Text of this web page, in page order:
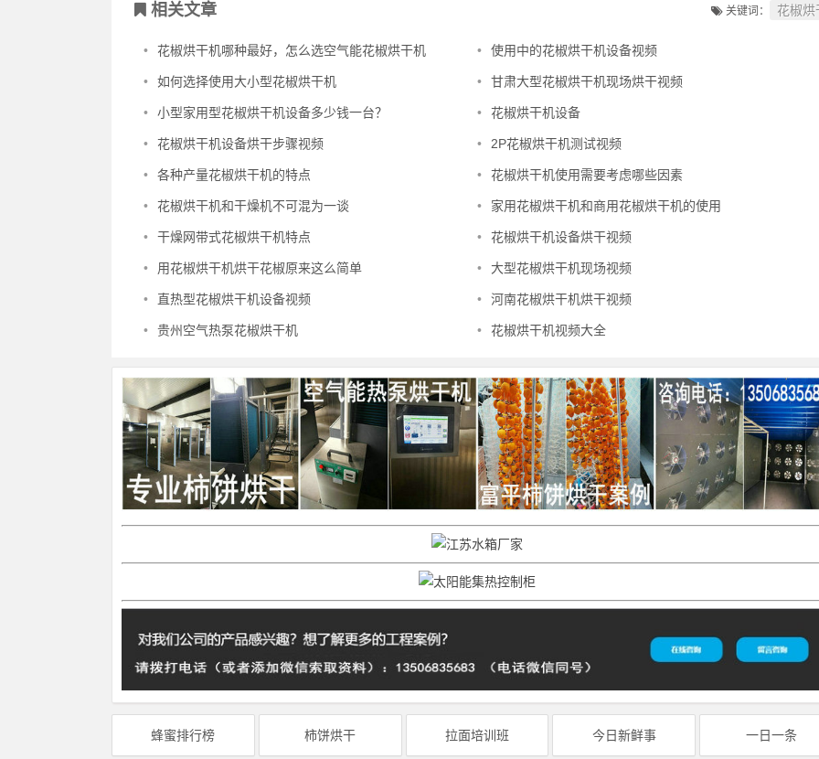
相关文章 关键词： 花椒烘
• 花椒烘干机哪种最好，怎么选空气能花椒烘干机 • 使用中的花椒烘干机设备视频
• 如何选择使用大小型花椒烘干机 • 甘肃大型花椒烘干机现场烘干视频
• 小型家用型花椒烘干机设备多少钱一台？ • 花椒烘干机设备
• 花椒烘干机设备烘干步骤视频 • 2P花椒烘干机测试视频
• 各种产量花椒烘干机的特点 • 花椒烘干机使用需要考虑哪些因素
• 花椒烘干机和干燥机不可混为一谈 • 家用花椒烘干机和商用花椒烘干机的使用
• 干燥网带式花椒烘干机特点 • 花椒烘干机设备烘干视频
• 用花椒烘干机烘干花椒原来这么简单 • 大型花椒烘干机现场视频
• 直热型花椒烘干机设备视频 • 河南花椒烘干机烘干视频
• 贵州空气热泵花椒烘干机 • 花椒烘干机视频大全
蜂蜜排行榜 柿饼烘干 拉面培训班 今日新鲜事 一日一条